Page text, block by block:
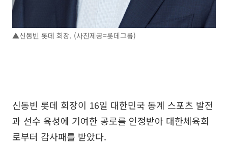
▲신동빈 롯데 회장. (사진제공=롯데그룹)
신동빈 롯데 회장이 16일 대한민국 동계 스포츠 발전
과 선수 육성에 기여한 공로를 인정받아 대한체육회
로부터 감사패를 받았다.